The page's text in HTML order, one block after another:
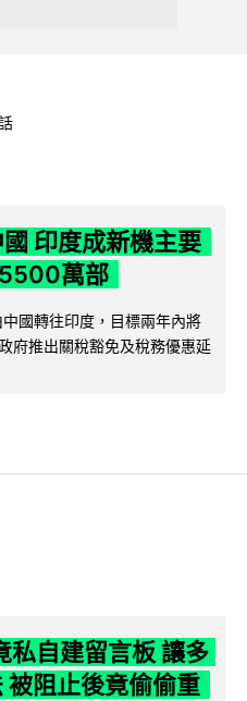
印度成新機主要
萬部
國轉往印度，目標兩年內將
府推出關稅豁免及稅務優惠延
私自建留言板 讓多
被阻止後竟偷偷重